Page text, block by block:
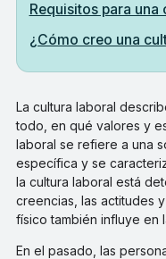
Requisitos para
¿Cómo creo una
La cultura laboral
todo, en qué valores y
laboral se refiere a una
específica y se
la cultura laboral está
creencias, las actitudes
físico también influye en
En el pasado, las